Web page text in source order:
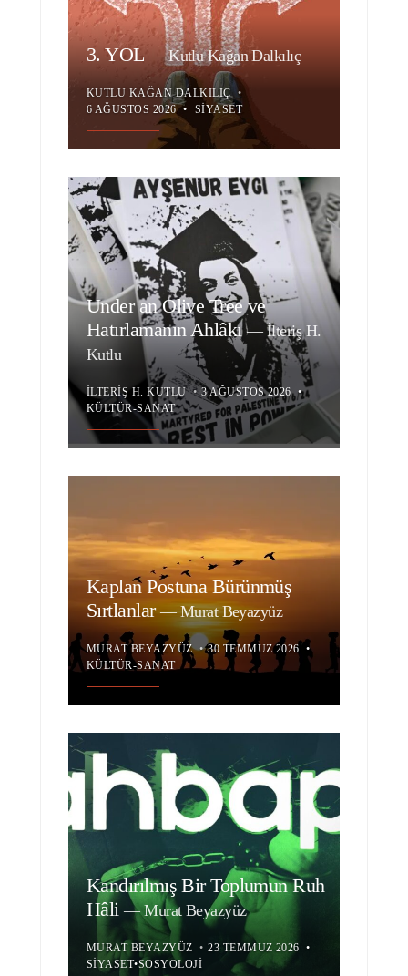
3. YOL—Kutlu Kağan Dalkılıç
KUTLU KAĞAN DALKILIÇ •
6 AĞUSTOS 2026 • SIYASET
Under an Olive Tree ve
Hatırlamanın Ahlâkı—İlteriş H.
Kutlu
İLTERIŞ H. KUTLU • 3 AĞUSTOS 2026 •
KÜLTÜR-SANAT
Kaplan Postuna Bürünmüş
Sırtlanlar—Murat Beyazyüz
MURAT BEYAZYÜZ • 30 TEMMUZ 2026 •
KÜLTÜR-SANAT
Kandırılmış Bir Toplumun Ruh
Hâli—Murat Beyazyüz
MURAT BEYAZYÜZ • 23 TEMMUZ 2026 •
SIYASET•SOSYOLOJI